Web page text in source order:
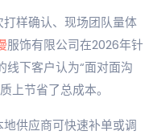
样确认、现场团队量体
服饰有限公司在2026年针
线下客户认为“面对面沟
上节省了总成本。
供应商可快速补单或调